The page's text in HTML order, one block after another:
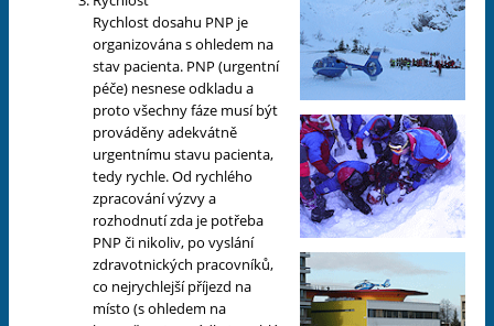
Rychlost dosahu PNP je
organizována s ohledem na
stav pacienta. PNP (urgentní
péče) nesnese odkladu a
proto všechny fáze musí být
prováděny adekvátně
urgentnímu stavu pacienta,
tedy rychle. Od rychlého
zpracování výzvy a
rozhodnutí zda je potřeba
PNP či nikoliv, po vyslání
zdravotnických pracovníků,
co nejrychlejší příjezd na
místo (s ohledem na